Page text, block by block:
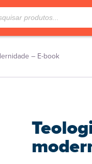
– E-book